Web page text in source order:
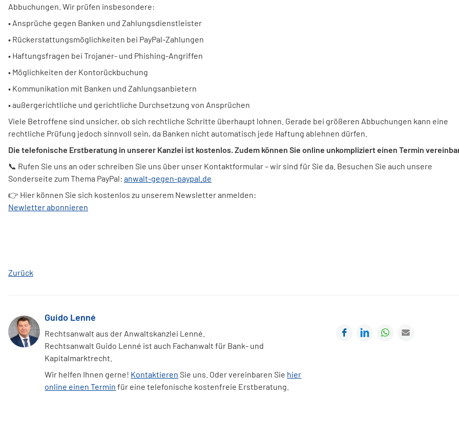
Abbuchungen. Wir prüfen insbesondere:
• Ansprüche gegen Banken und Zahlungsdienstleister
• Rückerstattungsmöglichkeiten bei PayPal-Zahlungen
• Haftungsfragen bei Trojaner- und Phishing-Angriffen
• Möglichkeiten der Kontorückbuchung
• Kommunikation mit Banken und Zahlungsanbietern
• außergerichtliche und gerichtliche Durchsetzung von Ansprüchen
Viele Betroffene sind unsicher, ob sich rechtliche Schritte überhaupt lohnen. Gerade bei größeren Abbuchungen kann eine
rechtliche Prüfung jedoch sinnvoll sein, da Banken nicht automatisch jede Haftung ablehnen dürfen.
Die telefonische Erstberatung in unserer Kanzlei ist kostenlos. Zudem können Sie online unkompliziert einen Termin
📞 Rufen Sie uns an oder schreiben Sie uns über unser Kontaktformular – wir sind für Sie da. Besuchen Sie auch unsere
Sonderseite zum Thema PayPal: anwalt-gegen-paypal.de
👉 Hier können Sie sich kostenlos zu unserem Newsletter anmelden:
Newletter abonnieren
Zurück
Guido Lenné
Rechtsanwalt aus der Anwaltskanzlei Lenné.
Rechtsanwalt Guido Lenné ist auch Fachanwalt für Bank- und
Kapitalmarktrecht.
Wir helfen Ihnen gerne! Kontaktieren Sie uns. Oder vereinbaren Sie hier
online einen Termin für eine telefonische kostenfreie Erstberatung.
FacebookLinkedInWhatsApp